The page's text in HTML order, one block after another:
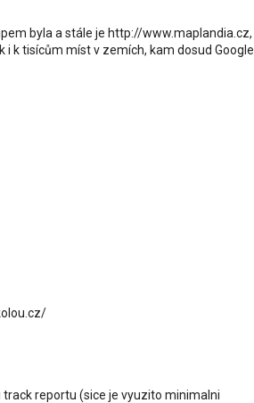
byla a stále je http://www.maplandia.cz,
i k tisícům míst v zemích, kam dosud Google
reportu (sice je vyuzito minimalni